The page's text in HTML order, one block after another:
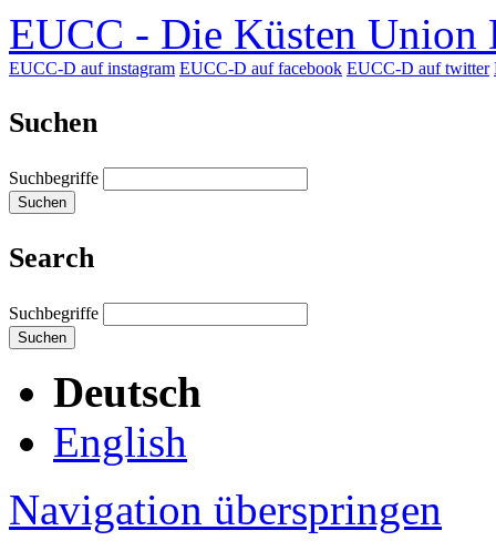
EUCC - Die Küsten Union
EUCC-D auf instagram EUCC-D auf facebook EUCC-D auf twitter
Suchen
Suchbegriffe
Suchen
Search
Suchbegriffe
Suchen
Deutsch
English
Navigation überspringen